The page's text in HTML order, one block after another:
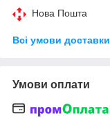
Нова Пошта
Всі умови доставки
Умови оплати